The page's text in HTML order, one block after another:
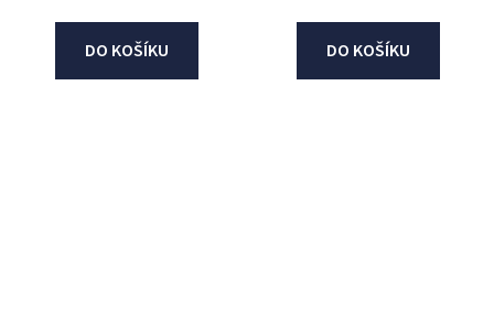
DO KOŠÍKU DO KOŠÍKU